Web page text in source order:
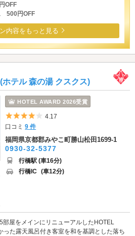
OFF
500円OFF
内容をもっと見る
テル 森の湯 クスクス)
HOTEL AWARD 2026受賞
5つ星のうち4
4.17
口コミ9 件
福岡県京都郡みやこ町勝山松田1699-1
0930-32-5377
行橋駅 (車16分)
行橋IC (車12分)
屋をメインにリニューアルしたHOTEL
た露天風呂付き客室を和を基調とした落ち